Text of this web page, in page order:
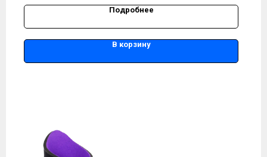
Подробнее
В корзину